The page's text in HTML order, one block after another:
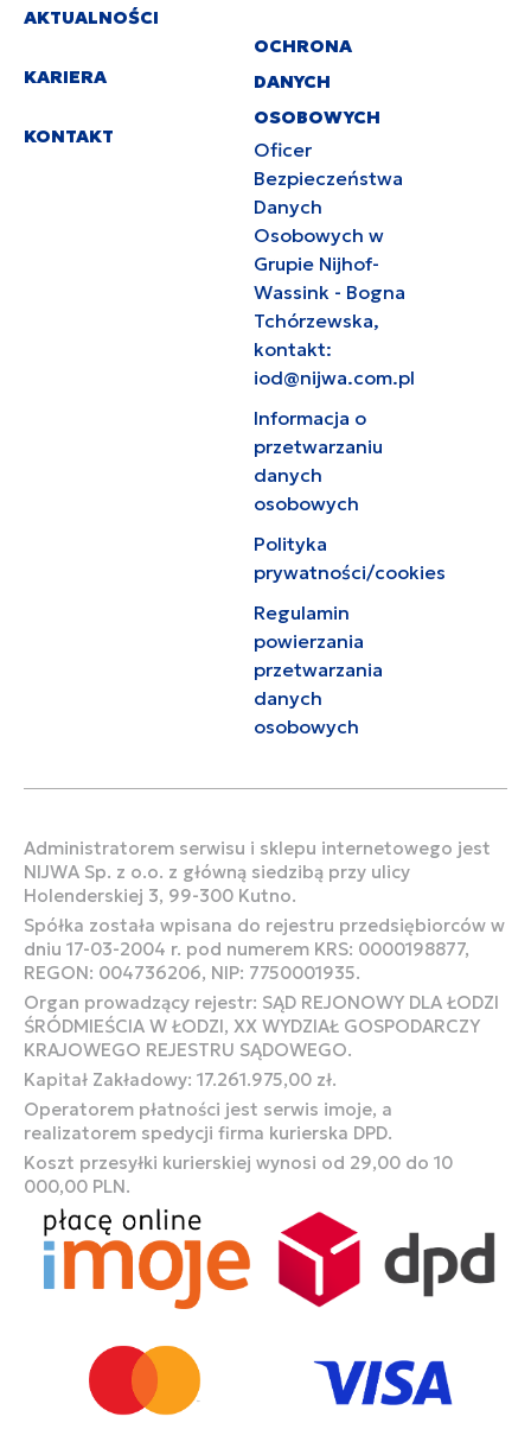
AKTUALNOŚCI
KARIERA
KONTAKT
OCHRONA
DANYCH
OSOBOWYCH
Oficer
Bezpieczeństwa
Danych
Osobowych w
Grupie Nijhof-
Wassink - Bogna
Tchórzewska,
kontakt:
iod@nijwa.com.pl
Informacja o
przetwarzaniu
danych
osobowych
Polityka
prywatności/cookies
Regulamin
powierzania
przetwarzania
danych
osobowych
Administratorem serwisu i sklepu internetowego jest
NIJWA Sp. z o.o. z główną siedzibą przy ulicy
Holenderskiej 3, 99-300 Kutno.
Spółka została wpisana do rejestru przedsiębiorców w
dniu 17-03-2004 r. pod numerem KRS: 0000198877,
REGON: 004736206, NIP: 7750001935.
Organ prowadzący rejestr: SĄD REJONOWY DLA ŁODZI
ŚRÓDMIEŚCIA W ŁODZI, XX WYDZIAŁ GOSPODARCZY
KRAJOWEGO REJESTRU SĄDOWEGO.
Kapitał Zakładowy: 17.261.975,00 zł.
Operatorem płatności jest serwis imoje, a
realizatorem spedycji firma kurierska DPD.
Koszt przesyłki kurierskiej wynosi od 29,00 do 10
000,00 PLN.